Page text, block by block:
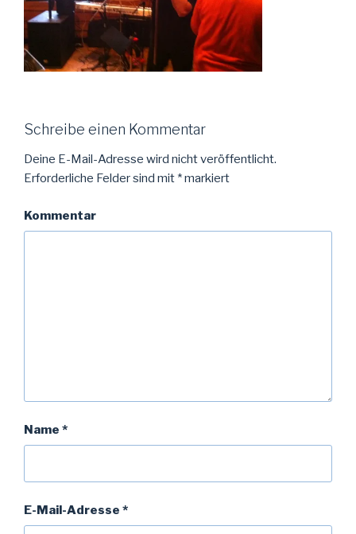
Schreibe einen Kommentar
Deine E-Mail-Adresse wird nicht veröffentlicht.
Erforderliche Felder sind mit *markiert
Kommentar
Name *
E-Mail-Adresse *